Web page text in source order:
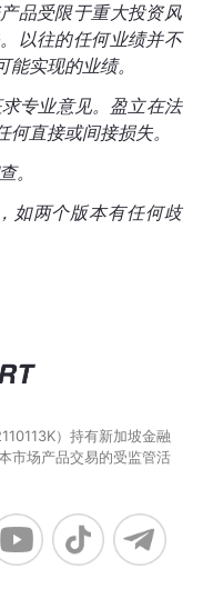
品受限于重大投资风
以往的任何业绩并不
实现的业绩。
专业意见。盈立在法
直接或间接损失。
。
如两个版本有任何歧
）持有新加坡金融
市场产品交易的受监管活